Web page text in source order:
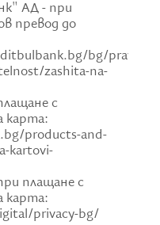
АД - при
превод до
bg/pravna-
zashita-na-
с
карта:
products-and-
kartovi-
плащане с
карта:
privacy-bg/